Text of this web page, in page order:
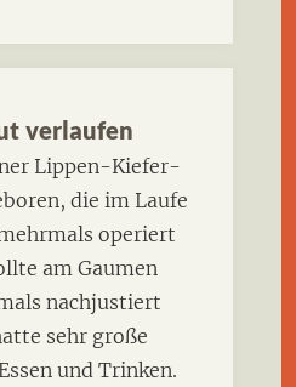
verlaufen
Lippen-Kiefer-
die im Laufe
operiert
am Gaumen
nachjustiert
sehr große
und Trinken.